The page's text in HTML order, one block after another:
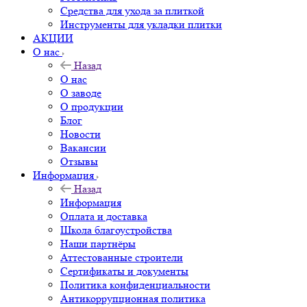
Средства для ухода за плиткой
Инструменты для укладки плитки
АКЦИИ
О нас
Назад
О нас
О заводе
О продукции
Блог
Новости
Вакансии
Отзывы
Информация
Назад
Информация
Оплата и доставка
Школа благоустройства
Наши партнёры
Аттестованные строители
Сертификаты и документы
Политика конфиденциальности
Антикоррупционная политика